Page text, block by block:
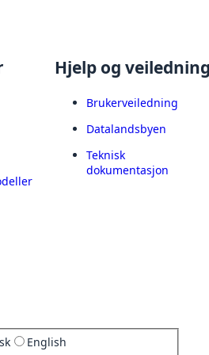
Hjelp og
Brukerveiledning
Datalandsbyen
Teknisk
dokumentasjon
English